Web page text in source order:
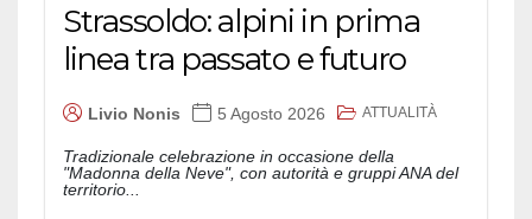
Strassoldo: alpini in prima
linea tra passato e futuro
Livio Nonis 5 Agosto 2026 ATTUALITÀ
Tradizionale celebrazione in occasione della
"Madonna della Neve", con autorità e gruppi ANA del
territorio...